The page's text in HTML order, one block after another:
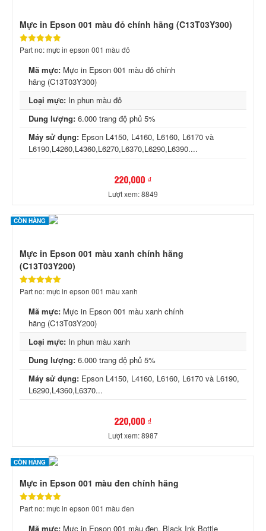
Mực in Epson 001 màu đỏ chính hãng (C13T03Y300)
Part no: mực in epson 001 màu đỏ
Mã mực: Mực in Epson 001 màu đỏ chính
hãng (C13T03Y300)
Loại mực: In phun màu đỏ
Dung lượng: 6.000 trang độ phủ 5%
Máy sử dụng: Epson L4150, L4160, L6160, L6170 và
L6190,L4260,L4360,L6270,L6370,L6290,L6390....
220,000 ₫
Lượt xem: 8849
CÒN HÀNG
Mực in Epson 001 màu xanh chính hãng
(C13T03Y200)
Part no: mực in epson 001 màu xanh
Mã mực: Mực in Epson 001 màu xanh chính
hãng (C13T03Y200)
Loại mực: In phun màu xanh
Dung lượng: 6.000 trang độ phủ 5%
Máy sử dụng: Epson L4150, L4160, L6160, L6170 và L6190,
L6290,L4360,L6370...
220,000 ₫
Lượt xem: 8987
CÒN HÀNG
Mực in Epson 001 màu đen chính hãng
Part no: mực in epson 001 màu đen
Mã mực: Mực in Epson 001 màu đen, Black Ink Bottle